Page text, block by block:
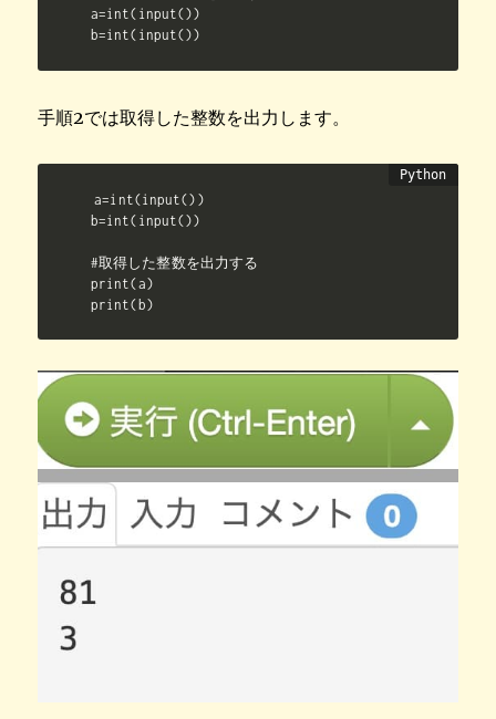
a=int(input())
b=int(input())
手順2では取得した整数を出力します。
a=int(input())
b=int(input())
#取得した整数を出力する
print(a)
print(b)